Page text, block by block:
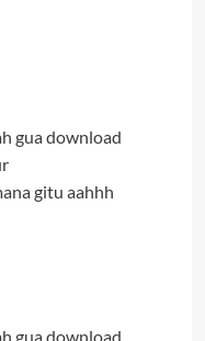
gua download
gitu aahhh
gua download